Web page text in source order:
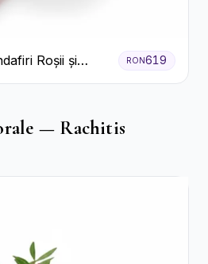
Roșii și
RON619
— Rachitis